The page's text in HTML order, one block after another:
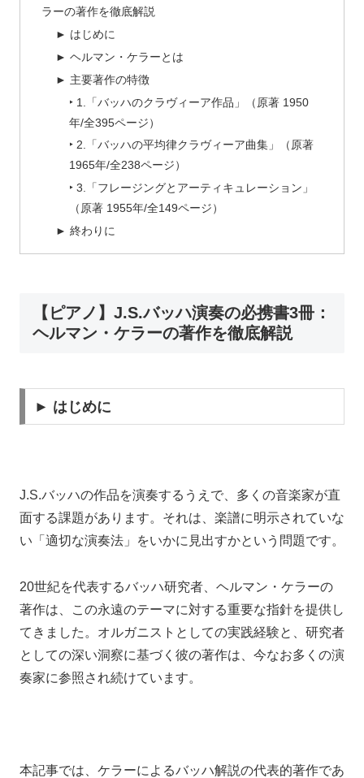
ラーの著作を徹底解説
► はじめに
► ヘルマン・ケラーとは
► 主要著作の特徴
‣ 1.「バッハのクラヴィーア作品」（原著 1950
年/全395ページ）
‣ 2.「バッハの平均律クラヴィーア曲集」（原著
1965年/全238ページ）
‣ 3.「フレージングとアーティキュレーション」
（原著 1955年/全149ページ）
► 終わりに
【ピアノ】J.S.バッハ演奏の必携書3冊：
ヘルマン・ケラーの著作を徹底解説
► はじめに
J.S.バッハの作品を演奏するうえで、多くの音楽家が直
面する課題があります。それは、楽譜に明示されていな
い「適切な演奏法」をいかに見出すかという問題です。
20世紀を代表するバッハ研究者、ヘルマン・ケラーの
著作は、この永遠のテーマに対する重要な指針を提供し
てきました。オルガニストとしての実践経験と、研究者
としての深い洞察に基づく彼の著作は、今なお多くの演
奏家に参照され続けています。
本記事では、ケラーによるバッハ解説の代表的著作であ